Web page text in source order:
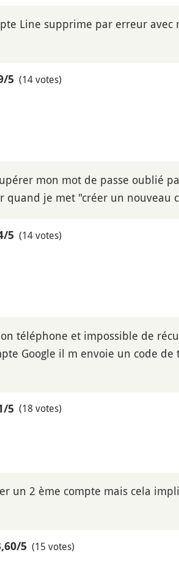
Line supprime par erreur
/5 (14 votes)
mon mot de passe oublié
quand je met "créer un
/5 (14 votes)
téléphone et impossible de
Google il m envoie un code
/5 (18 votes)
un 2 ème compte mais cela
/5 (15 votes)